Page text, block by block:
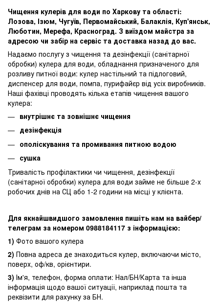
Чищення кулерів для води по Харкову та області:
Лозова, Ізюм, Чугуїв, Первомайський, Балаклія, Куп'янськ,
Люботин, Мерефа, Красноград. З виїздом майстра за
адресою чи забір на сервіс та доставка назад до вас.
Надаємо послугу з чищення та дезінфекції (санітарної
обробки) кулера для води, обладнання призначеного для
розливу питної води: кулер настільний та підлоговий,
диспенсер для води, помпа, пурифайєр від усіх виробників.
Наші фахівці проводять кілька етапів чищення вашого
кулера:
внутрішнє та зовнішнє чищення
дезінфекція
ополіскування та промивання питною водою
сушка
Тривалість профілактики чи чищення, дезінфекції
(санітарної обробки) кулера для води займе не більше 2-х
робочих днів на СЦ або 1-2 години на місці у клієнта.
Для якнайшвидшого замовлення пишіть нам на вайбер/
телеграм за номером 0988184117 з інформацією:
1) Фото вашого кулера
2) Повна адреса де знаходиться кулер, включаючи місто,
поверх, оф/кв, орієнтири.
3) Ім'я, телефон, форма оплати: Нал/БН/Карта та інша
інформація щодо вашої ситуації, наприклад пошта та
реквізити для рахунку за БН.